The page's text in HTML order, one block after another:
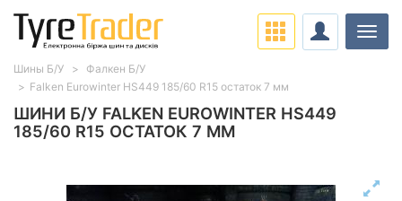
ШИНИ Б/У FALKEN EUROWINTER HS449
185/60 R15 ОСТАТОК 7 ММ
Шины Б/У
Фалкен Б/У
Falken Eurowinter HS449 185/60 R15 остаток 7 мм